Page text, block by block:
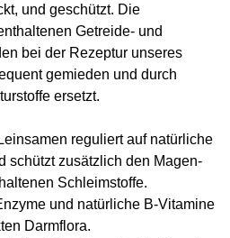
und geschützt. Die
Getreide- und
bei der Rezeptur unseres
gemieden und durch
ersetzt.
Leinsamen reguliert auf natürliche
schützt zusätzlich den Magen-
Schleimstoffe.
und natürliche B-Vitamine
Darmflora.